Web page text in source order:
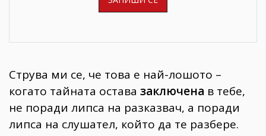
Струва ми се, че това е най-лошото –
когато тайната остава заключена в тебе,
не поради липса на разказвач, а поради
липса на слушател, който да те разбере.